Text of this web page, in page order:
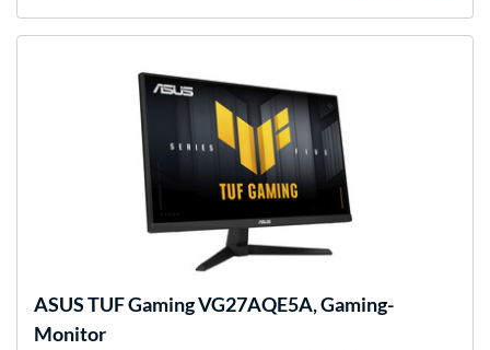
ASUSTUF Gaming VG27AQE5A, Gaming-
Monitor